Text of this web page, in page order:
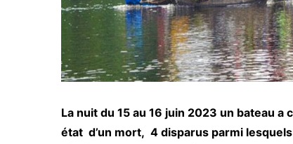
La nuit du 15 au 16 juin 2023 un bateau a
état d’un mort, 4 disparus parmi